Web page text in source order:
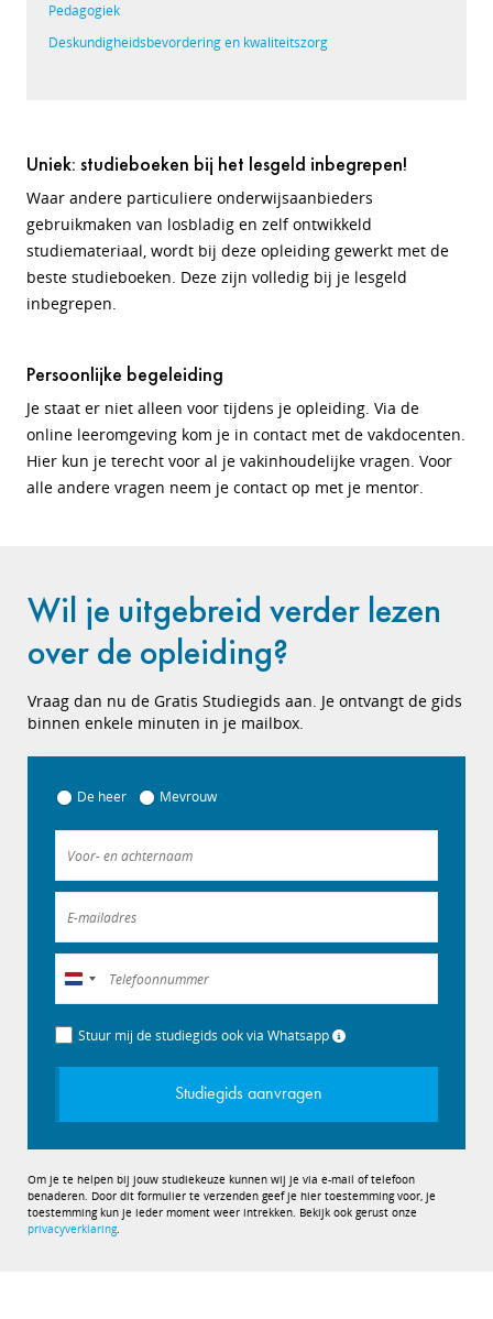
Pedagogiek
Deskundigheidsbevordering en kwaliteitszorg
Uniek: studieboeken bij het lesgeld inbegrepen!
Waar andere particuliere onderwijsaanbieders
gebruikmaken van losbladig en zelf ontwikkeld
studiemateriaal, wordt bij deze opleiding gewerkt met de
beste studieboeken. Deze zijn volledig bij je lesgeld
inbegrepen.
Persoonlijke begeleiding
Je staat er niet alleen voor tijdens je opleiding. Via de
online leeromgeving kom je in contact met de vakdocenten.
Hier kun je terecht voor al je vakinhoudelijke vragen. Voor
alle andere vragen neem je contact op met je mentor.
Wil je uitgebreid verder lezen
over de opleiding?
Vraag dan nu de Gratis Studiegids aan. Je ontvangt de gids
binnen enkele minuten in je mailbox.
De heer Mevrouw
Nederland
+31
Stuur mij de studiegids ook via Whatsapp
Studiegids aanvragen
Om je te helpen bij jouw studiekeuze kunnen wij je via e-mail of telefoon
benaderen. Door dit formulier te verzenden geef je hier toestemming voor, je
toestemming kun je ieder moment weer intrekken. Bekijk ook gerust onze
privacyverklaring.